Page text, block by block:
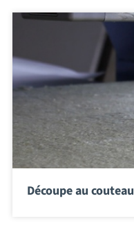
Découpe au couteau